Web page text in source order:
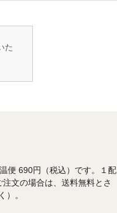
た
便 690円（税込）です。１配
文の場合は、送料無料とさ
）。